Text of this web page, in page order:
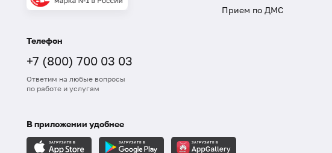
Телефон
+7 (800) 700 03 03
Ответим на любые вопросы
по работе и услугам
Прием по ДМС
В приложении удобнее